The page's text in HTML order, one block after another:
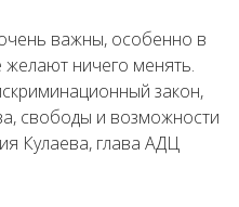
важны, особенно в
желают ничего менять.
закон,
свободы и возможности
Кулаева, глава АДЦ